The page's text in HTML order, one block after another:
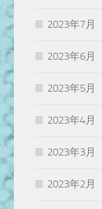
2023年7月
2023年6月
2023年5月
2023年4月
2023年3月
2023年2月